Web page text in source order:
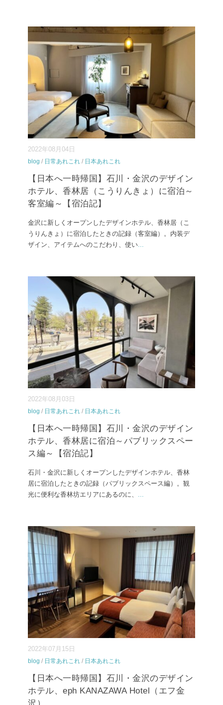
2022年08月04日
blog / 日常あれこれ / 日本あれこれ
【日本へ一時帰国】石川・金沢のデザイン
ホテル、香林居（こうりんきょ）に宿泊～
客室編～【宿泊記】
金沢に新しくオープンしたデザインホテル、香林居（こ
うりんきょ）に宿泊したときの記録（客室編）。内装デ
ザイン、アイテムへのこだわり、使い...
2022年08月03日
blog / 日常あれこれ / 日本あれこれ
【日本へ一時帰国】石川・金沢のデザイン
ホテル、香林居に宿泊～パブリックスペー
ス編～【宿泊記】
石川・金沢に新しくオープンしたデザインホテル、香林
居に宿泊したときの記録（パブリックスペース編）。観
光に便利な香林坊エリアにあるのに、 ...
2022年07月15日
blog / 日常あれこれ / 日本あれこれ
【日本へ一時帰国】石川・金沢のデザイン
ホテル、eph KANAZAWA Hotel（エフ金